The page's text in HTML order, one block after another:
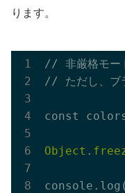
ります。
// 非厳格モー
// ただし、ブ
const
Object .